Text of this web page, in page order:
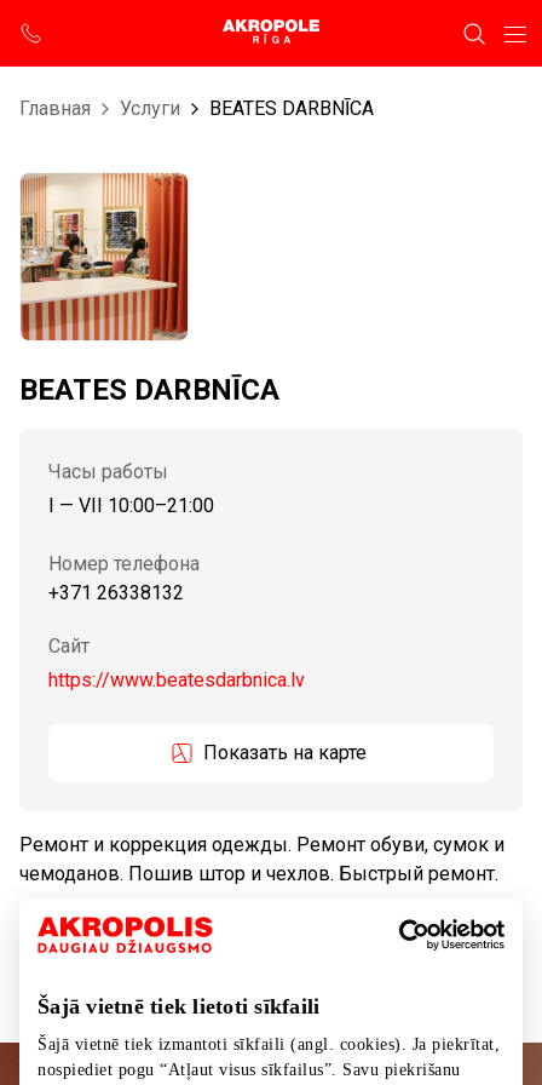
Šajā vietnē tiek lietoti sīkfaili
Šajā vietnē tiek izmantoti sīkfaili (angl. cookies). Ja piekrītat,
nospiediet pogu “Atļaut visus sīkfailus”. Savu piekrišanu
Главная Услуги BEATES DARBNĪCA
BEATES DARBNĪCA
Часы работы
I — VII 10:00–21:00
Номер телефона
+371 26338132
Сайт
https://www.beatesdarbnica.lv
Показать на карте
Ремонт и коррекция одежды. Ремонт обуви, сумок и
чемоданов. Пошив штор и чехлов. Быстрый ремонт.
Услуги Услуги чистки, ремонта